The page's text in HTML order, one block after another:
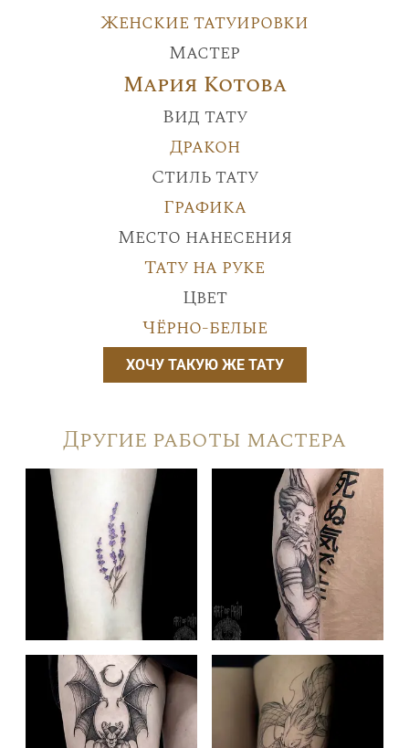
Женские татуировки
Мастер
Мария Котова
Вид тату
Дракон
Стиль тату
Графика
Место нанесения
Тату на руке
Цвет
Чёрно-белые
ХОЧУ ТАКУЮ ЖЕ ТАТУ
Другие работы мастера